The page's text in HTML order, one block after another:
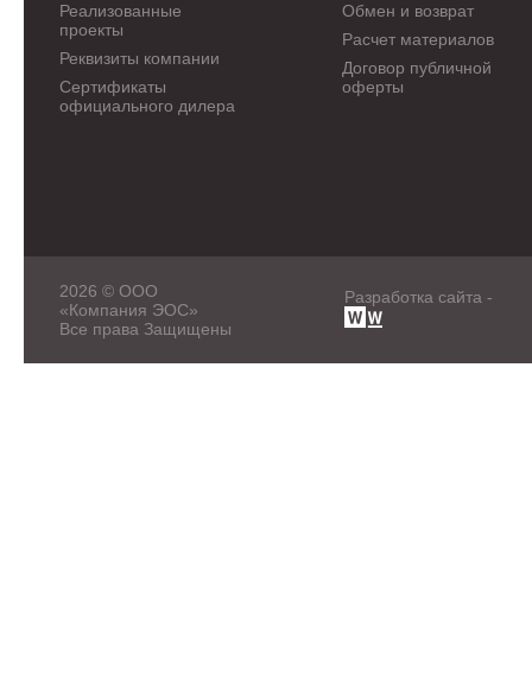
Реализованные
проекты
Реквизиты компании
Сертификаты
официального дилера
Обмен и возврат
Расчет материалов
Договор публичной
оферты
2026 © ООО
«Компания ЭОС»
Все права Защищены
Разработка сайта -